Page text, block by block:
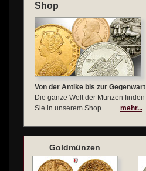
Shop
Von der Antike bis zur Gegenwart
Die ganze Welt der Münzen finden
Sie in unserem Shop
mehr...
Goldmünzen